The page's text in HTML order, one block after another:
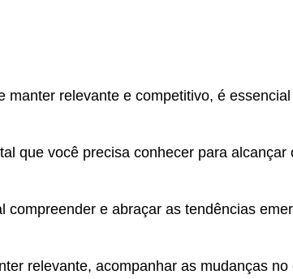
manter relevante e competitivo, é
que você precisa conhecer para
e abraçar as tendências
relevante, acompanhar as mudanças